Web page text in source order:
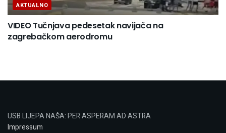
AKTUALNO
VIDEO Tučnjava pedesetak navijača na
zagrebačkom aerodromu
USB LIJEPA NAŠA: PER ASPERAM AD ASTRA
Impressum